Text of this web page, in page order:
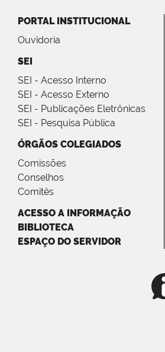
PORTAL INSTITUCIONAL
Ouvidoria
SEI
SEI - Acesso Interno
SEI - Acesso Externo
SEI - Publicações Eletrônicas
SEI - Pesquisa Pública
ÓRGÃOS COLEGIADOS
Comissões
Conselhos
Comitês
ACESSO A INFORMAÇÃO
BIBLIOTECA
ESPAÇO DO SERVIDOR